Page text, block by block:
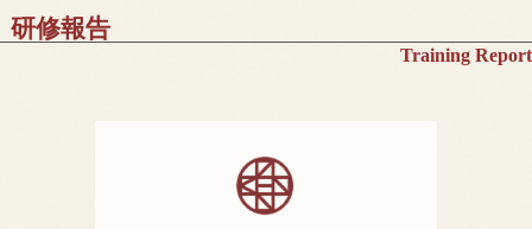
研修報告
Training Report